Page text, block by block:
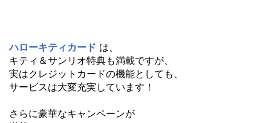
ハローキティカード は、
キティ＆サンリオ特典も満載ですが、
実はクレジットカードの機能としても、
サービスは大変充実しています！
さらに豪華なキャンペーンが